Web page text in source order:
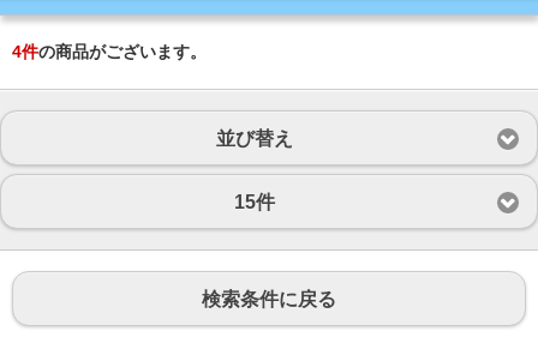
4件の商品がございます。
並び替え
15件
検索条件に戻る